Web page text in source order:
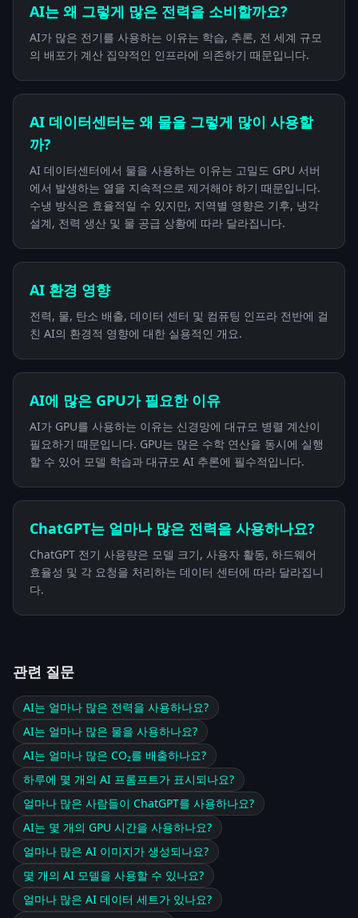
AI는 왜 그렇게 많은 전력을 소비할까요?
AI가 많은 전기를 사용하는 이유는 학습, 추론, 전 세계 규모
의 배포가 계산 집약적인 인프라에 의존하기 때문입니다.
AI 데이터센터는 왜 물을 그렇게 많이 사용할
까?
AI 데이터센터에서 물을 사용하는 이유는 고밀도 GPU 서버
에서 발생하는 열을 지속적으로 제거해야 하기 때문입니다.
수냉 방식은 효율적일 수 있지만, 지역별 영향은 기후, 냉각
설계, 전력 생산 및 물 공급 상황에 따라 달라집니다.
AI 환경 영향
전력, 물, 탄소 배출, 데이터 센터 및 컴퓨팅 인프라 전반에 걸
친 AI의 환경적 영향에 대한 실용적인 개요.
AI에 많은 GPU가 필요한 이유
AI가 GPU를 사용하는 이유는 신경망에 대규모 병렬 계산이
필요하기 때문입니다. GPU는 많은 수학 연산을 동시에 실행
할 수 있어 모델 학습과 대규모 AI 추론에 필수적입니다.
ChatGPT는 얼마나 많은 전력을 사용하나요?
ChatGPT 전기 사용량은 모델 크기, 사용자 활동, 하드웨어
효율성 및 각 요청을 처리하는 데이터 센터에 따라 달라집니
다.
관련 질문
AI는 얼마나 많은 전력을 사용하나요?
AI는 얼마나 많은 물을 사용하나요?
AI는 얼마나 많은 CO₂를 배출하나요?
하루에 몇 개의 AI 프롬프트가 표시되나요?
얼마나 많은 사람들이 ChatGPT를 사용하나요?
AI는 몇 개의 GPU 시간을 사용하나요?
얼마나 많은 AI 이미지가 생성되나요?
몇 개의 AI 모델을 사용할 수 있나요?
얼마나 많은 AI 데이터 세트가 있나요?